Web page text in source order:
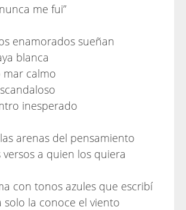
me fui”
enamorados sueñan
blanca
calmo
inesperado
arenas del pensamiento
a quien los quiera
con tonos azules que escribí
solo la conoce el viento